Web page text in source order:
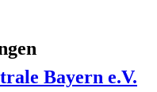
Bayern e.V.